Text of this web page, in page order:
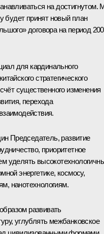
на достигнутом.
будет принят новый план
договора на период
для кардинального
стратегического
существенного изменения
перехода
Председатель, развитие
приоритетное
уделять
энергетике, космосу,
нанотехнологиям.
развивать
углублять межбанковское